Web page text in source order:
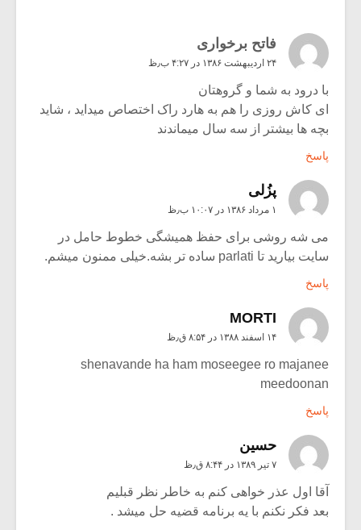
فاتح برخواری
۲۴ اردیبهشت ۱۳۸۶ در ۴:۲۷ ب٫ظ
با درود به شما و گروهتان
ای کاش روزی را هم به هارد راک اختصاص میداید ، شاید
بچه ها بیشتر از سه سال میماندند
پاسخ
پزُلی
۱ مرداد ۱۳۸۶ در ۱۰:۰۷ ب٫ظ
می شه روشی برای حفظ همیشگی خطوط حامل در
سایت بیارید تا parlati ساده تر بشه.خیلی ممنون میشم.
پاسخ
MORTI
۱۴ اسفند ۱۳۸۸ در ۸:۵۴ ق٫ظ
shenavande ha ham moseegee ro majanee
meedoonan
پاسخ
حسین
۷ تیر ۱۳۸۹ در ۸:۴۴ ق٫ظ
آقا اول عذر خواهی کنم به خاطر نظر قبلیم
بعد فکر نکنم با یه برنامه قضیه حل میشد .